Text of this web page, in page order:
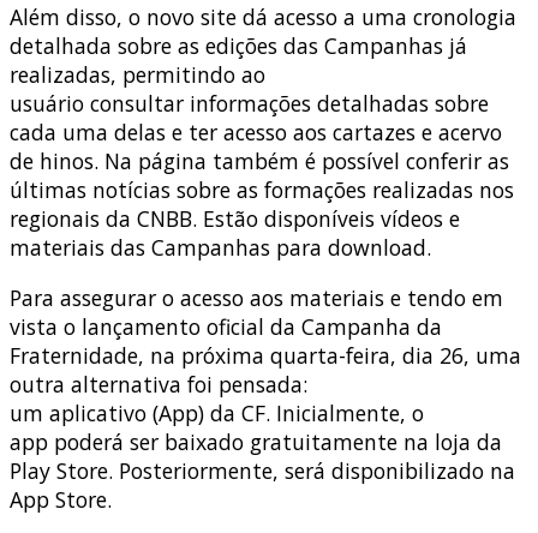
Além disso, o novo site dá acesso a uma cronologia
detalhada sobre as edições das Campanhas já
realizadas, permitindo ao
usuário consultar informações detalhadas sobre
cada uma delas e ter acesso aos cartazes e acervo
de hinos. Na página também é possível conferir as
últimas notícias sobre as formações realizadas nos
regionais da CNBB. Estão disponíveis vídeos e
materiais das Campanhas para download.
Para assegurar o acesso aos materiais e tendo em
vista o lançamento oficial da Campanha da
Fraternidade, na próxima quarta-feira, dia 26, uma
outra alternativa foi pensada:
um aplicativo (App) da CF. Inicialmente, o
app poderá ser baixado gratuitamente na loja da
Play Store. Posteriormente, será disponibilizado na
App Store.